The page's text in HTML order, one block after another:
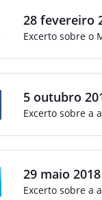
28 fevereiro
Excerto sobre o
5 outubro
Excerto sobre a
29 maio 2018
Excerto sobre a